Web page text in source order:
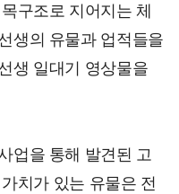
구조로 지어지는 체
생의 유물과 업적들을
생 일대기 영상물을
업을 통해 발견된 고
치가 있는 유물은 전